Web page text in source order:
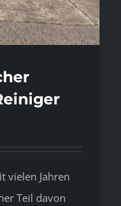
vielen Jahren
Teil davon